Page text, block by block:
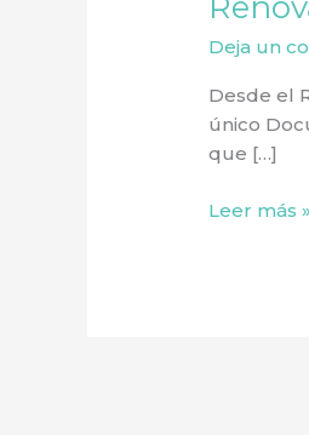
Deja un
Desde el
único
que […]
DNI,
antes
del
2015
Leer más »